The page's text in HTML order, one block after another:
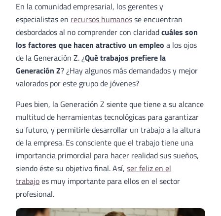
En la comunidad empresarial, los gerentes y
especialistas en recursos humanosse encuentran
desbordados al no comprender con claridadcuáles son
los factores que hacen atractivo un empleo a los ojos
de la Generación Z. ¿Qué trabajos prefiere la
Generación Z? ¿Hay algunos más demandados y mejor
valorados por este grupo de jóvenes?
Pues bien, la Generación Z siente que tiene a su alcance
multitud de herramientas tecnológicas para garantizar
su futuro, y permitirle desarrollar un trabajo a la altura
de la empresa. Es consciente que el trabajo tiene una
importancia primordial para hacer realidad sus sueños,
siendo éste su objetivo final. Así, ser feliz en el
trabajoes muy importante para ellos en el sector
profesional.